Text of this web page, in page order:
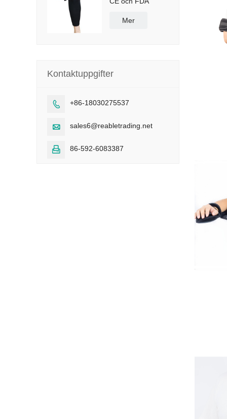
Mer
Kontaktuppgifter
 +86-18030275537
 sales6@reabletrading.net
 86-592-6083387